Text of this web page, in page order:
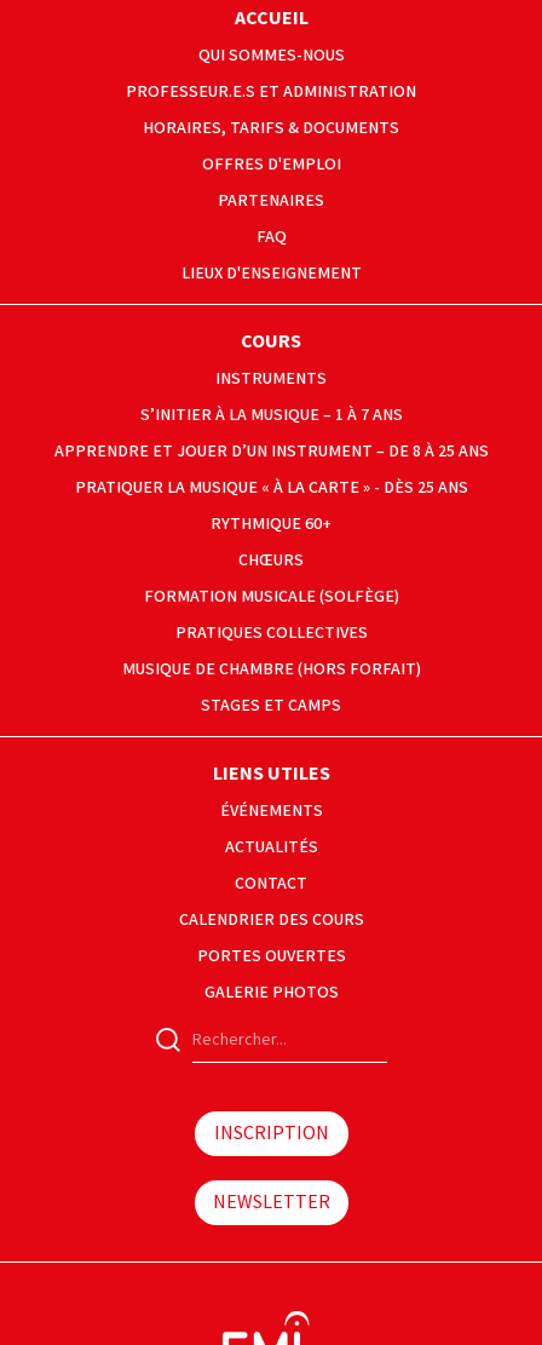
ACCUEIL
QUI SOMMES-NOUS
PROFESSEUR.E.S ET ADMINISTRATION
HORAIRES, TARIFS & DOCUMENTS
OFFRES D'EMPLOI
PARTENAIRES
FAQ
LIEUX D'ENSEIGNEMENT
COURS
INSTRUMENTS
S’INITIER À LA MUSIQUE – 1 À 7 ANS
APPRENDRE ET JOUER D’UN INSTRUMENT – DE 8 À 25 ANS
PRATIQUER LA MUSIQUE « À LA CARTE » - DÈS 25 ANS
RYTHMIQUE 60+
CHŒURS
FORMATION MUSICALE (SOLFÈGE)
PRATIQUES COLLECTIVES
MUSIQUE DE CHAMBRE (HORS FORFAIT)
STAGES ET CAMPS
LIENS UTILES
ÉVÉNEMENTS
ACTUALITÉS
CONTACT
CALENDRIER DES COURS
PORTES OUVERTES
GALERIE PHOTOS
INSCRIPTION
NEWSLETTER